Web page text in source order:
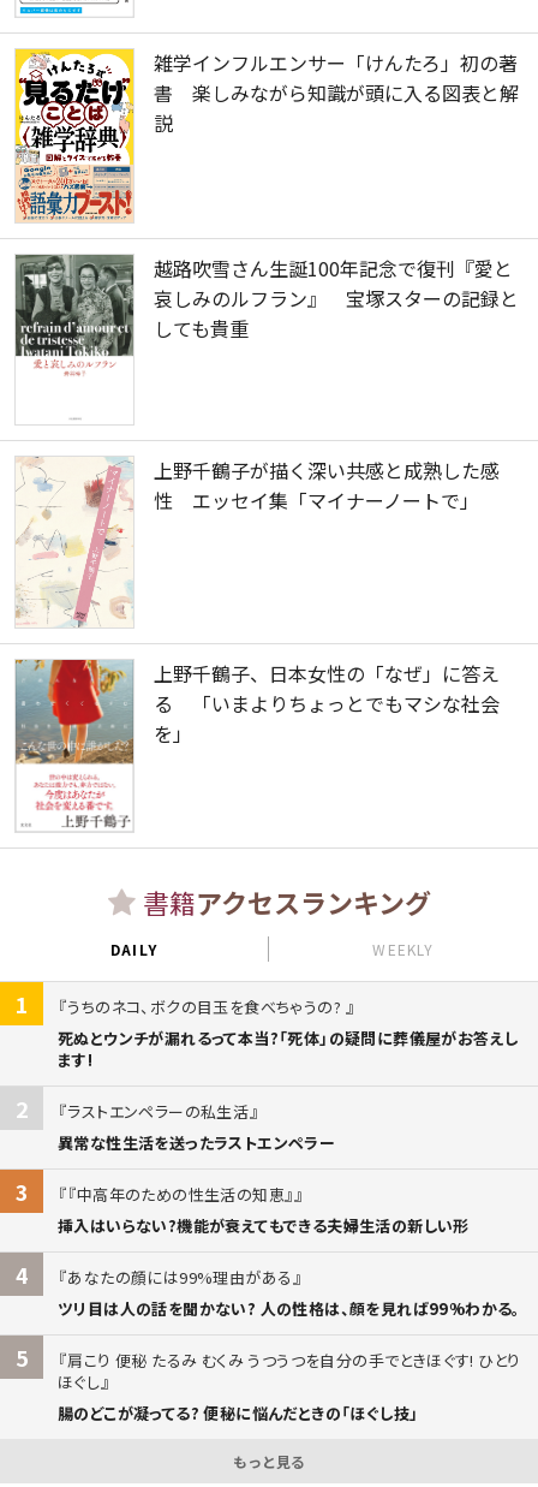
雑学インフルエンサー「けんたろ」初の著
書 楽しみながら知識が頭に入る図表と解
説
越路吹雪さん生誕100年記念で復刊『愛と
哀しみのルフラン』 宝塚スターの記録と
しても貴重
上野千鶴子が描く深い共感と成熟した感
性 エッセイ集「マイナーノートで」
上野千鶴子、日本女性の「なぜ」に答え
る 「いまよりちょっとでもマシな社会
を」
書籍アクセスランキング
DAILY WEEKLY
1
うちのネコ、ボクの目玉を食べちゃうの?
死ぬとウンチが漏れるって本当?「死体」の疑問に葬儀屋がお答えし
ます!
2
ラストエンペラーの私生活
異常な性生活を送ったラストエンペラー
3
『中高年のための性生活の知恵』
挿入はいらない?機能が衰えてもできる夫婦生活の新しい形
4
あなたの顔には99%理由がある
ツリ目は人の話を聞かない? 人の性格は、顔を見れば99%わかる。
5
肩こり 便秘 たるみ むくみ うつうつを自分の手でときほぐす! ひとり
ほぐし
腸のどこが凝ってる? 便秘に悩んだときの「ほぐし技」
もっと見る